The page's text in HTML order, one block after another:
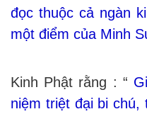
đọc thuộc cả ngàn
một điểm của Minh
Kinh Phật rằng : “
niệm triệt đại bi